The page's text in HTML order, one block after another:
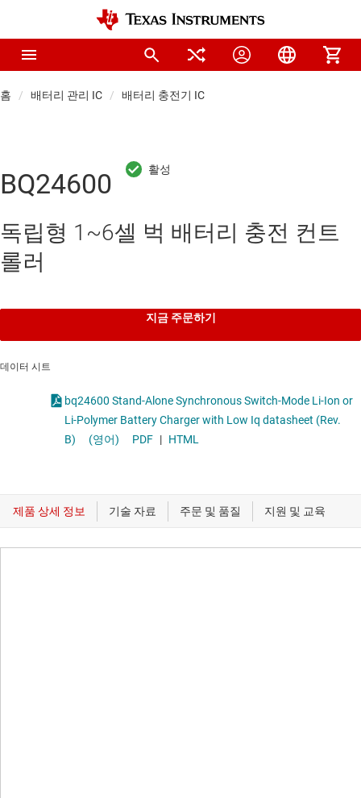
홈 배터리 관리 IC 배터리 충전기 IC
BQ24600
독립형 1~6셀 벅 배터리 충전 컨트
롤러
지금 주문하기
데이터 시트
bq24600 Stand-Alone Synchronous Switch-Mode Li-Ion or
Li-Polymer Battery Charger with Low Iq datasheet (Rev.
B)
(영어) PDF | HTML